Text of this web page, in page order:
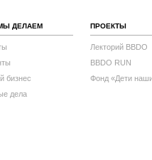
ДЕЛАЕМ
бизнес
дела
ПРОЕКТЫ
Лекторий BBDO
BBDO RUN
Фонд «Дети